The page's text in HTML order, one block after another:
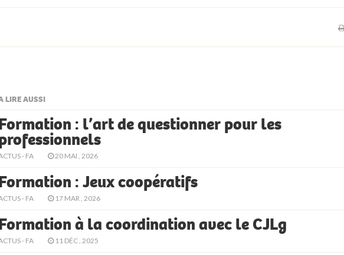
LIRE AUSSI
: l’art de questionner pour les
- FA 20 MAI , 2026
: Jeux coopératifs
- FA 17 MAR , 2026
à la coordination avec le CJLg
- FA 11 DÉC , 2025